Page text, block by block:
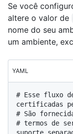
Se você
altere o valor de
nome do seu
um ambiente,
YAML
# Esse fluxo
certificadas
# São
# termos de
suporte